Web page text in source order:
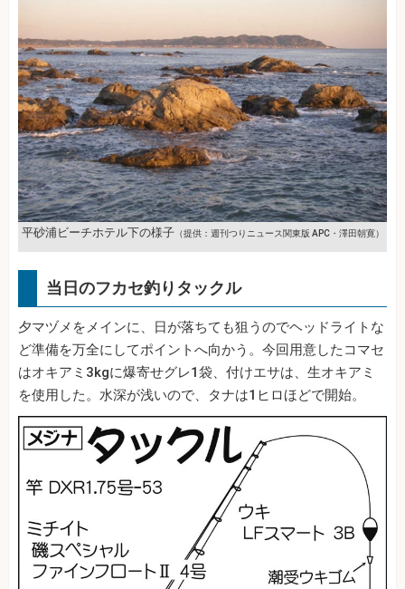
平砂浦ビーチホテル下の様子（提供：週刊つりニュース関東版 APC・澤田朝寛）
当日のフカセ釣りタックル
夕マヅメをメインに、日が落ちても狙うのでヘッドライトな
ど準備を万全にしてポイントへ向かう。今回用意したコマセ
はオキアミ3kgに爆寄せグレ1袋、付けエサは、生オキアミ
を使用した。水深が浅いので、タナは1ヒロほどで開始。